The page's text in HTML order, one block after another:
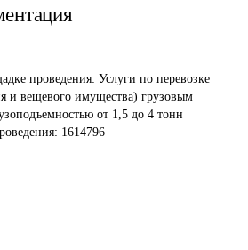
проведения: Услуги по перевозке
и вещевого имущества) грузовым
от 1,5 до 4 тонн
1614796